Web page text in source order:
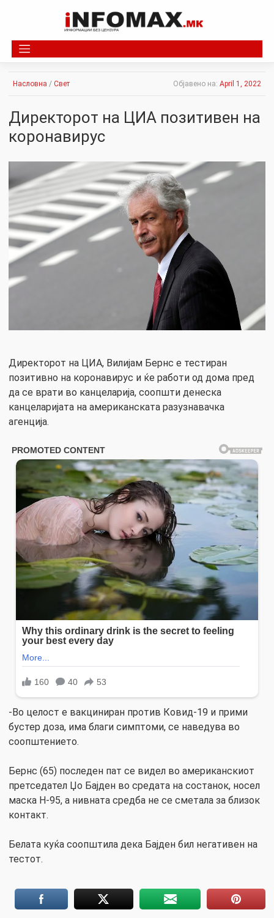
Насловна / Свет Објавено на: April 1, 2022
Директорот на ЦИА позитивен на
коронавирус
Директорот на ЦИА, Вилијам Бернс е тестиран
позитивно на коронавирус и ќе работи од дома пред
да се врати во канцеларија, соопшти денеска
канцеларијата на американската разузнавачка
агенција.
-Во целост е вакциниран против Ковид-19 и прими
бустер доза, има благи симптоми, се наведува во
соопштението.
Бернс (65) последен пат се видел во американскиот
претседател Џо Бајден во средата на состанок, носел
маска Н-95, а нивната средба не се сметала за близок
контакт.
Белата куќа соопштила дека Бајден бил негативен на
тестот.